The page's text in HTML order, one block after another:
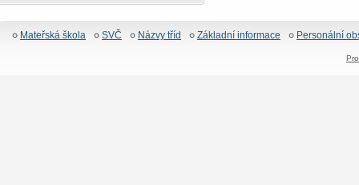
Mateřská škola SVČ Názvy tříd Základní informace Personální